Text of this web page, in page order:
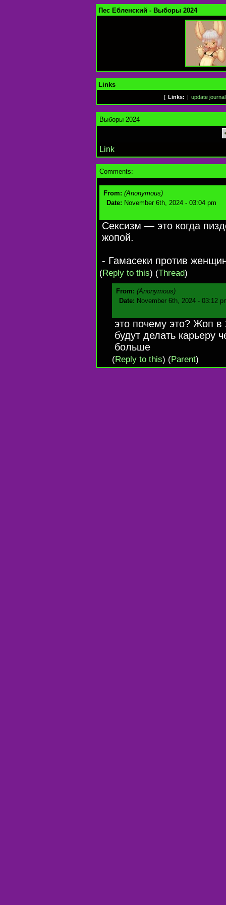
Пес Ебленский - Выборы 2024
Links
[ Links: update journal
Выборы 2024
Link
Comments:
From: (Anonymous)
Date: November 6th, 2024 - 03:04 pm
Сексизм — это когда
жопой.
- Гамасеки против
(Reply to this) (Thread)
From: (Anonymous)
Date: November 6th, 2024 - 03:12
это почему это? Жоп
будут делать карьеру
больше
(Reply to this) (Parent)